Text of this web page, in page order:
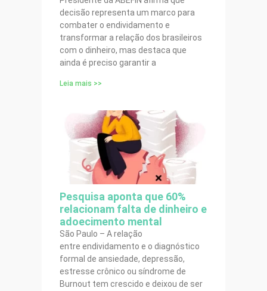
decisão representa um marco para
combater o endividamento e
transformar a relação dos brasileiros
com o dinheiro, mas destaca que
ainda é preciso garantir a
Leia mais >>
Pesquisa aponta que 60%
relacionam falta de dinheiro e
adoecimento mental
São Paulo – A relação
entre endividamento e o diagnóstico
formal de ansiedade, depressão,
estresse crônico ou síndrome de
Burnout tem crescido e deixou de ser